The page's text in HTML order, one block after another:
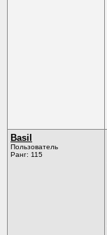
Basil
Пользователь
Ранг: 115